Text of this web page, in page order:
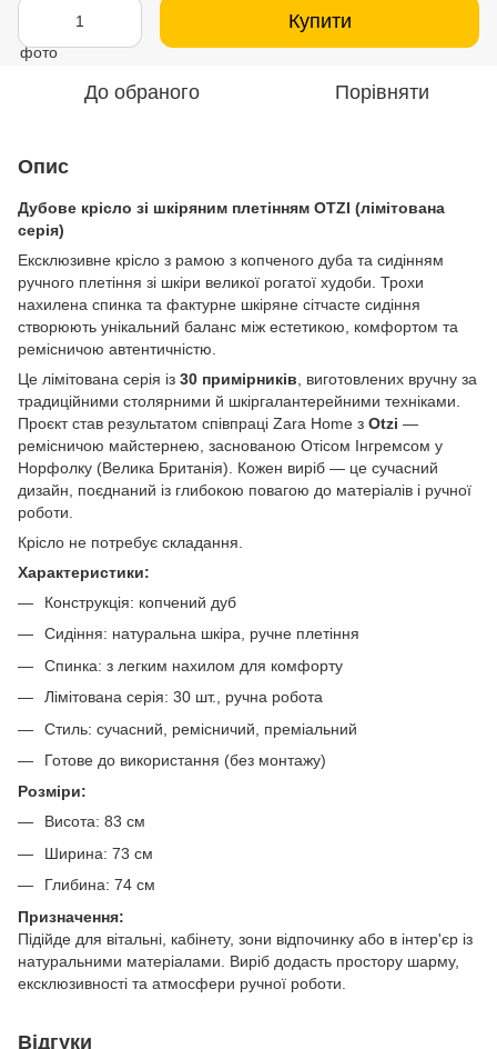
Купити
До обраного Порівняти
Опис
Дубове крісло зі шкіряним плетінням OTZI (лімітована
серія)
Ексклюзивне крісло з рамою з копченого дуба та сидінням
ручного плетіння зі шкіри великої рогатої худоби. Трохи
нахилена спинка та фактурне шкіряне сітчасте сидіння
створюють унікальний баланс між естетикою, комфортом та
ремісничою автентичністю.
Це лімітована серія із 30 примірників , виготовлених вручну за
традиційними столярними й шкіргалантерейними техніками.
Проєкт став результатом співпраці Zara Home з Otzi —
ремісничою майстернею, заснованою Отісом Інгремсом у
Норфолку (Велика Британія). Кожен виріб — це сучасний
дизайн, поєднаний із глибокою повагою до матеріалів і ручної
роботи.
Крісло не потребує складання.
Характеристики:
Конструкція: копчений дуб
Сидіння: натуральна шкіра, ручне плетіння
Спинка: з легким нахилом для комфорту
Лімітована серія: 30 шт., ручна робота
Стиль: сучасний, ремісничий, преміальний
Готове до використання (без монтажу)
Розміри:
Висота: 83 см
Ширина: 73 см
Глибина: 74 см
Призначення:
Підійде для вітальні, кабінету, зони відпочинку або в інтер'єр із
натуральними матеріалами. Виріб додасть простору шарму,
ексклюзивності та атмосфери ручної роботи.
Відгуки